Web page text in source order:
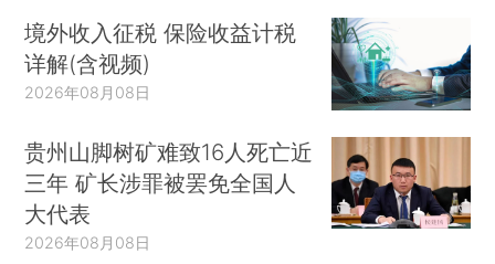
境外收入征税 保险收益计税
详解(含视频)
2026年08月08日
贵州山脚树矿难致16人死亡近
三年 矿长涉罪被罢免全国人
大代表
2026年08月08日